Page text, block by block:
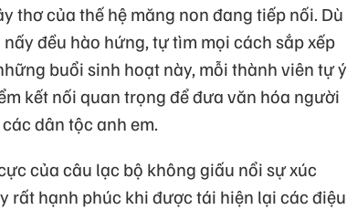
thơ của thế hệ măng non đang tiếp nối. Dù
đều hào hứng, tự tìm mọi cách sắp xếp
buổi sinh hoạt này, mỗi thành viên tự ý
kết nối quan trọng để đưa văn hóa người
dân tộc anh em.
của câu lạc bộ không giấu nổi sự xúc
rất hạnh phúc khi được tái hiện lại các điệu